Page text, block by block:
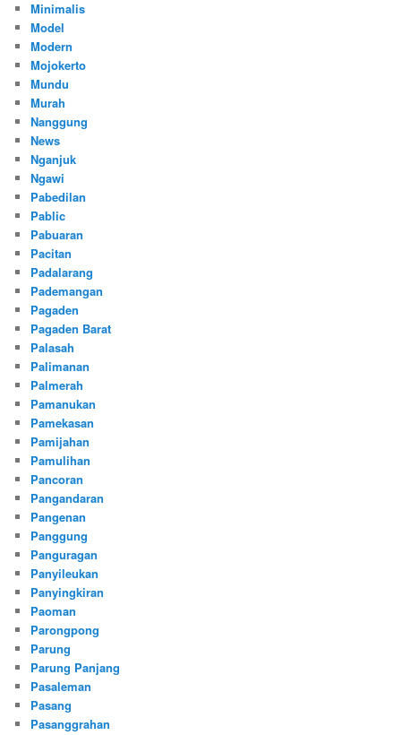
Minimalis
Model
Modern
Mojokerto
Mundu
Murah
Nanggung
News
Nganjuk
Ngawi
Pabedilan
Pablic
Pabuaran
Pacitan
Padalarang
Pademangan
Pagaden
Pagaden Barat
Palasah
Palimanan
Palmerah
Pamanukan
Pamekasan
Pamijahan
Pamulihan
Pancoran
Pangandaran
Pangenan
Panggung
Panguragan
Panyileukan
Panyingkiran
Paoman
Parongpong
Parung
Parung Panjang
Pasaleman
Pasang
Pasanggrahan